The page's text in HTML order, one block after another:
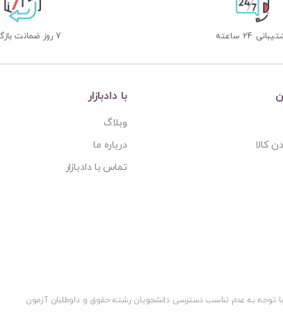
24 ساعته 7 روز ضمانت بازگشت
کالا
با دادبازار
وبلاگ
درباره ما
تماس با دادبازار
توجه به عدم تناسب دسترسی دانشجویان رشته حقوق و داوطلبان آزمون